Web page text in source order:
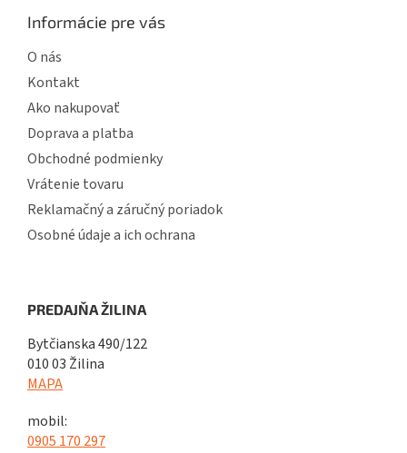
Informácie pre vás
O nás
Kontakt
Ako nakupovať
Doprava a platba
Obchodné podmienky
Vrátenie tovaru
Reklamačný a záručný poriadok
Osobné údaje a ich ochrana
PREDAJŇA ŽILINA
Bytčianska 490/122
010 03 Žilina
MAPA
mobil:
0905 170 297